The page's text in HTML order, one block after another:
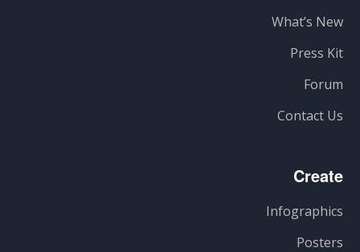
What’s New
Press Kit
Forum
Contact Us
Create
Infographics
Posters